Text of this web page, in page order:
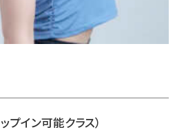
プイン可能クラス）